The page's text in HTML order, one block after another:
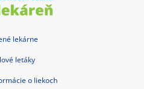
lekárne
letáky
o liekoch